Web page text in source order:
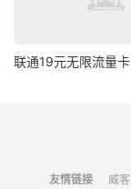
联通19元无限流量卡
友情链接 威